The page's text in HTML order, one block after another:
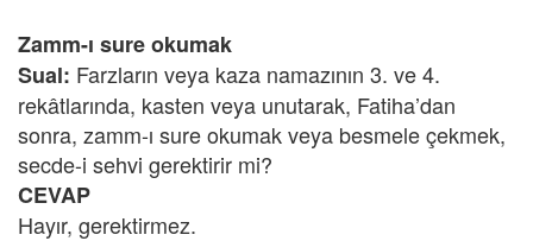
Zamm-ı sure okumak
Sual: Farzların veya kaza namazının 3. ve 4.
rekâtlarında, kasten veya unutarak, Fatiha’dan
sonra, zamm-ı sure okumak veya besmele çekmek,
secde-i sehvi gerektirir mi?
CEVAP
Hayır, gerektirmez.